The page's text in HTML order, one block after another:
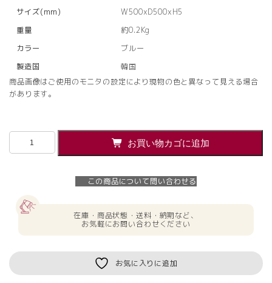
サイズ(mm)
W500xD500xH5
重量
約0.2Kg
カラー
ブルー
製造国
韓国
商品画像はご使用のモニタの設定により現物の色と異なって見える場合
があります。
【法
チ
ェ
お買い物カゴに追加
この商品について問い合わせる
在庫・商品状態・送料・納期など、
お気軽にお問い合わせください
お気に入りに追加